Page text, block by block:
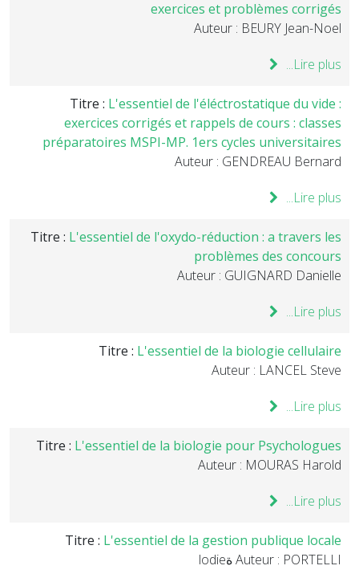
exercices et problèmes corrigés
Auteur : BEURY Jean-Noel
Lire plus...
Titre : L'essentiel de l'éléctrostatique du vide :
exercices corrigés et rappels de cours : classes
préparatoires MSPI-MP. 1ers cycles universitaires
Auteur : GENDREAU Bernard
Lire plus...
Titre : L'essentiel de l'oxydo-réduction : a travers les
problèmes des concours
Auteur : GUIGNARD Danielle
Lire plus...
Titre : L'essentiel de la biologie cellulaire
Auteur : LANCEL Steve
Lire plus...
Titre : L'essentiel de la biologie pour Psychologues
Auteur : MOURAS Harold
Lire plus...
Titre : L'essentiel de la gestion publique locale
Auteur : PORTELLI ةlodie